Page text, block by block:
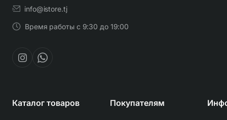
Как работает технология Coanda?
к насадке для создания локонов и укладки.
info@istore.tj
Время работы с 9:30 до 19:00
Каталог товаров Покупателям